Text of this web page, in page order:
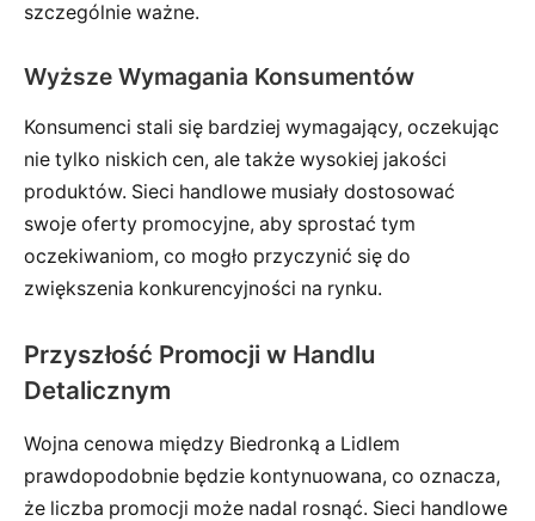
szczególnie ważne.
Wyższe Wymagania Konsumentów
Konsumenci stali się bardziej wymagający, oczekując
nie tylko niskich cen, ale także wysokiej jakości
produktów. Sieci handlowe musiały dostosować
swoje oferty promocyjne, aby sprostać tym
oczekiwaniom, co mogło przyczynić się do
zwiększenia konkurencyjności na rynku.
Przyszłość Promocji w Handlu
Detalicznym
Wojna cenowa między Biedronką a Lidlem
prawdopodobnie będzie kontynuowana, co oznacza,
że liczba promocji może nadal rosnąć. Sieci handlowe